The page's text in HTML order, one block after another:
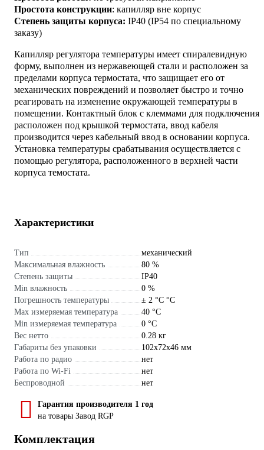
Простота конструкции: капилляр вне корпус
Степень защиты корпуса: IP40 (IP54 по специальному
заказу)
Капилляр регулятора температуры имеет спиралевидную
форму, выполнен из нержавеющей стали и расположен за
пределами корпуса термостата, что защищает его от
механических повреждений и позволяет быстро и точно
реагировать на изменение окружающей температуры в
помещении. Контактный блок с клеммами для подключения
расположен под крышкой термостата, ввод кабеля
производится через кабельный ввод в основании корпуса.
Установка температуры срабатывания осуществляется с
помощью регулятора, расположенного в верхней части
корпуса темостата.
Характеристики
Тип
механический
Максимальная влажность
80 %
Степень защиты
IP40
Min влажность
0 %
Погрешность температуры
± 2 °C °С
Max измеряемая температура
40 °С
Min измеряемая температура
0 °С
Вес нетто
0.28 кг
Габариты без упаковки
102x72x46 мм
Работа по радио
нет
Работа по Wi-Fi
нет
Беспроводной
нет
Гарантия производителя 1 год
на товары Завод RGP
Комплектация